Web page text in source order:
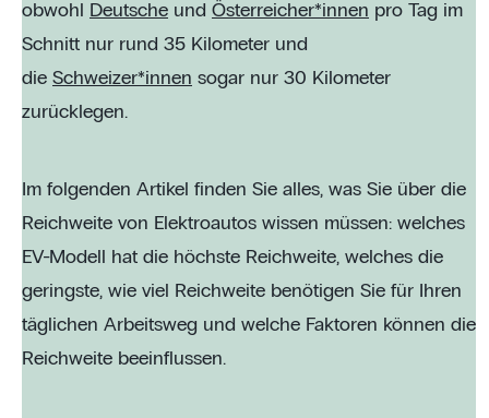
obwohl
Deutsche und Österreicher*innen pro Tag im
Schnitt nur rund 35 Kilometer und
die Schweizer*innen sogar nur 30 Kilometer
zurücklegen.
Im folgenden Artikel finden Sie alles, was Sie über die
Reichweite von Elektroautos wissen müssen: welches
EV-Modell hat die höchste Reichweite, welches die
geringste, wie viel Reichweite benötigen Sie für Ihren
täglichen Arbeitsweg und welche Faktoren können die
Reichweite beeinflussen.